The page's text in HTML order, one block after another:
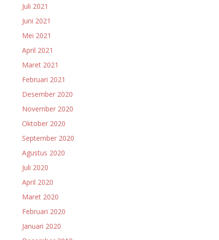
Juli 2021
Juni 2021
Mei 2021
April 2021
Maret 2021
Februari 2021
Desember 2020
November 2020
Oktober 2020
September 2020
Agustus 2020
Juli 2020
April 2020
Maret 2020
Februari 2020
Januari 2020